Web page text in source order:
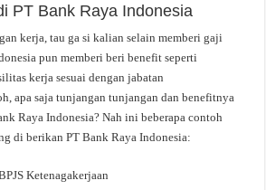
PT Bank Raya Indonesia
kerja, tau ga si kalian selain memberi gaji
pun memberi beri benefit seperti
kerja sesuai dengan jabatan
apa saja tunjangan tunjangan dan benefitnya
Raya Indonesia? Nah ini beberapa contoh
di berikan PT Bank Raya Indonesia:
Ketenagakerjaan